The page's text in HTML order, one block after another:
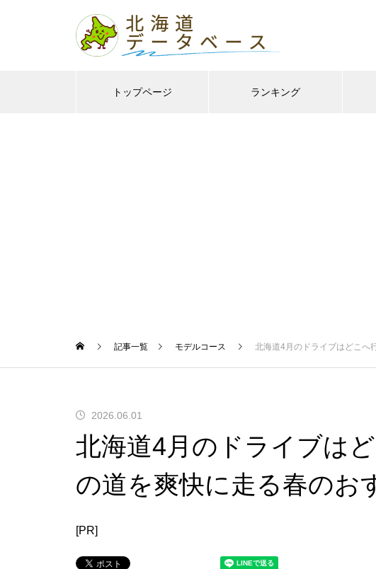
トップページ ランキング
記事一覧 モデルコース 北海道4月のドライブはどこへ
2026.06.01
北海道4月のドライブは
の道を爽快に走る春のお
[PR]